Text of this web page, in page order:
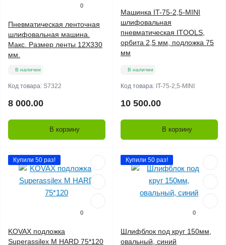
0
Пневматическая ленточная
шлифовальная машина.
Макс. Размер ленты 12Х330
мм.
В наличии
Код товара: S7322
8 000.00
В корзину
Машинка IT-75-2,5-MINI
шлифовальная
пневматическая ITOOLS,
орбита 2,5 мм, подложка 75
мм
В наличии
Код товара: IT-75-2,5-MINI
10 500.00
В корзину
Купили 50 раз!
0
KOVAX подложка
Superassilex M HARD 75*120
Купили 50 раз!
0
Шлифблок под круг 150мм,
овальный, синий